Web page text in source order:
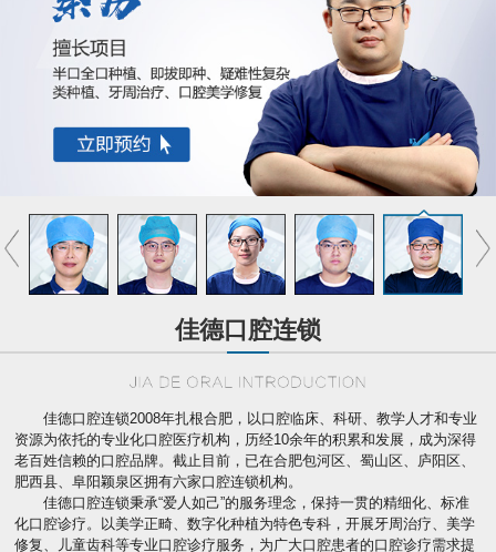
佳德口腔连锁
佳德口腔连锁2008年扎根合肥，以口腔临床、科研、教学人才和专业
资源为依托的专业化口腔医疗机构，历经10余年的积累和发展，成为深得
老百姓信赖的口腔品牌。截止目前，已在合肥包河区、蜀山区、庐阳区、
肥西县、阜阳颖泉区拥有六家口腔连锁机构。
佳德口腔连锁秉承“爱人如己”的服务理念，保持一贯的精细化、标准
化口腔诊疗。以美学正畸、数字化种植为特色专科，开展牙周治疗、美学
修复、儿童齿科等专业口腔诊疗服务，为广大口腔患者的口腔诊疗需求提